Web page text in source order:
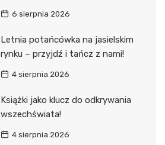
6 sierpnia 2026
Letnia potańcówka na jasielskim
rynku – przyjdź i tańcz z nami!
4 sierpnia 2026
Książki jako klucz do odkrywania
wszechświata!
4 sierpnia 2026